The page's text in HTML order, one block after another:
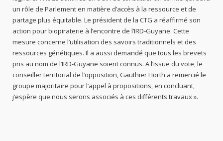
un rôle de Parlement en matière d’accès à la ressource et de
partage plus équitable. Le président de la CTG a réaffirmé son
action pour biopiraterie à l’encontre de l’IRD-Guyane. Cette
mesure concerne l’utilisation des savoirs traditionnels et des
ressources génétiques. Il a aussi demandé que tous les brevets
pris au nom de l’IRD-Guyane soient connus. A l’issue du vote, le
conseiller territorial de l’opposition, Gauthier Horth a remercié le
groupe majoritaire pour l’appel à propositions, en concluant,
j’espère que nous serons associés à ces différents travaux ».